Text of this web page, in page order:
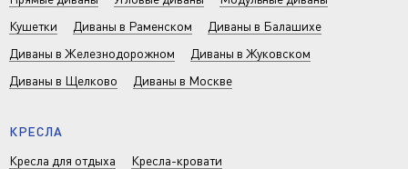
Кушетки
Диваны в Раменском
Диваны в Балашихе
Диваны в Железнодорожном
Диваны в Жуковском
Диваны в Щелково
Диваны в Москве
КРЕСЛА
Кресла для отдыха
Кресла-кровати